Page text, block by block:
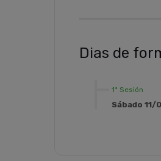
Dias de
1ª Sesión
Sábado